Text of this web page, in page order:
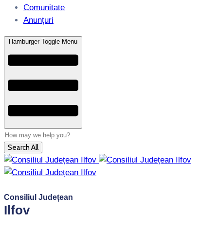
Comunitate
Anunțuri
Hamburger Toggle Menu
Search All
Consiliul Județean
Ilfov